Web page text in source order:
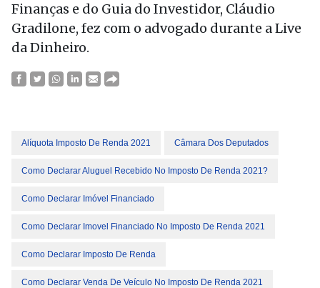
Finanças e do Guia do Investidor, Cláudio
Gradilone, fez com o advogado durante a Live
da Dinheiro.
Alíquota Imposto De Renda 2021 Câmara Dos Deputados
Como Declarar Aluguel Recebido No Imposto De Renda 2021?
Como Declarar Imóvel Financiado
Como Declarar Imovel Financiado No Imposto De Renda 2021
Como Declarar Imposto De Renda
Como Declarar Venda De Veículo No Imposto De Renda 2021